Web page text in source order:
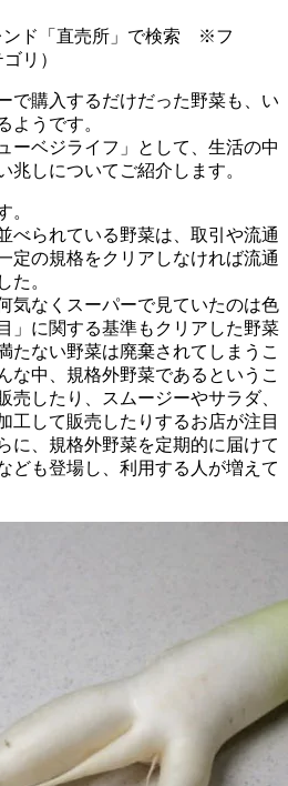
ンド「直売所」で検索 ※フ
リ）
で購入するだけだった野菜も、い
ようです。
ーベジライフ」として、生活の中
兆しについてご紹介します。
。
べられている野菜は、取引や流通
定の規格をクリアしなければ流通
た。
気なくスーパーで見ていたのは色
」に関する基準もクリアした野菜
たない野菜は廃棄されてしまうこ
な中、規格外野菜であるというこ
売したり、スムージーやサラダ、
工して販売したりするお店が注目
に、規格外野菜を定期的に届けて
ども登場し、利用する人が増えて